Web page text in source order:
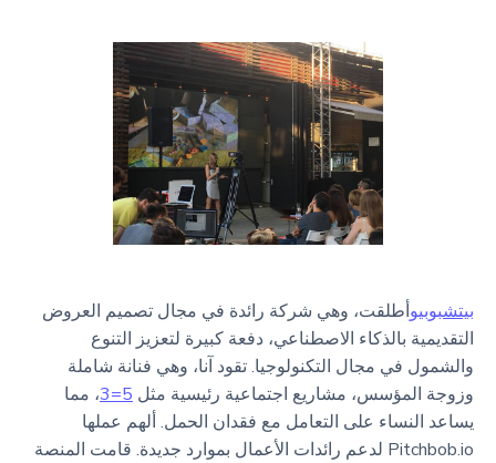
بيتشبوبيوأطلقت، وهي شركة رائدة في مجال تصميم العروض
التقديمية بالذكاء الاصطناعي، دفعة كبيرة لتعزيز التنوع
والشمول في مجال التكنولوجيا. تقود آنا، وهي فنانة شاملة
وزوجة المؤسس، مشاريع اجتماعية رئيسية مثل 5=3
، مما
يساعد النساء على التعامل مع فقدان الحمل. ألهم عملها
Pitchbob.io لدعم رائدات الأعمال بموارد جديدة. قامت المنصة